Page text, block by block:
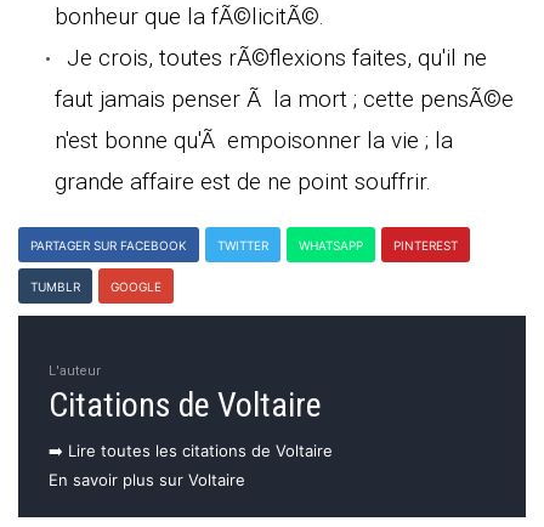
bonheur que la fÃ©licitÃ©.
Je crois, toutes rÃ©flexions faites, qu'il ne
faut jamais penser Ã la mort ; cette pensÃ©e
n'est bonne qu'Ã empoisonner la vie ; la
grande affaire est de ne point souffrir.
PARTAGER SUR FACEBOOK TWITTER WHATSAPP PINTEREST
TUMBLR GOOGLE
L'auteur
Citations de Voltaire
➡️ Lire toutes les citations de Voltaire
En savoir plus sur Voltaire